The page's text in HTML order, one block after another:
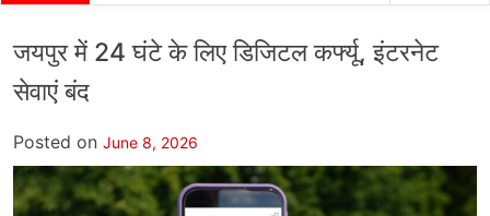
जयपुर में 24 घंटे के लिए डिजिटल कर्फ्यू, इंटरनेट
सेवाएं बंद
Posted on June 8, 2026